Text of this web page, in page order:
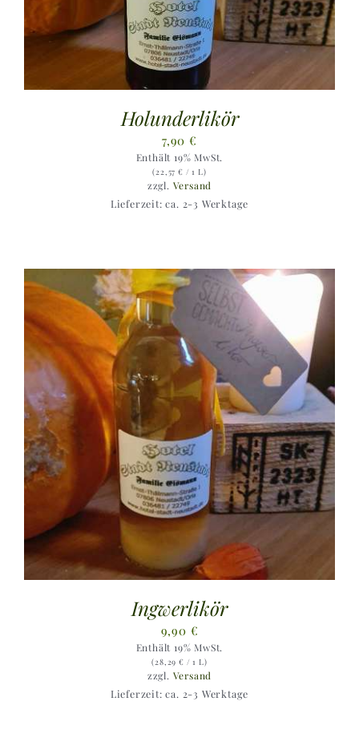
Holunderlikör
7,90€
Enthält 19% MwSt.
(22,57€ / 1 L)
zzgl. Versand
Lieferzeit: ca. 2-3 Werktage
Ingwerlikör
9,90 €
Enthält 19% MwSt.
(28,29€ / 1 L)
zzgl. Versand
Lieferzeit: ca. 2-3 Werktage